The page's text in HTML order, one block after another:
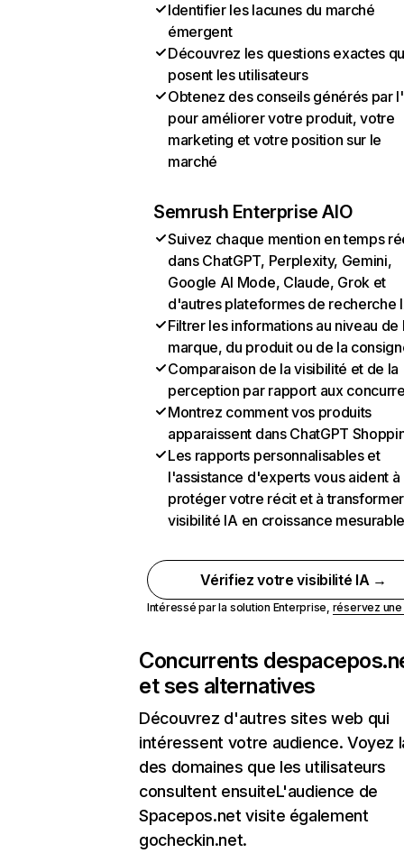
Identifier les lacunes du marché
émergent
Découvrez les questions exactes
posent les utilisateurs
Obtenez des conseils générés par
pour améliorer votre produit, votre
marketing et votre position sur le
marché
Semrush Enterprise AIO
Suivez chaque mention en temps
dans ChatGPT, Perplexity, Gemini,
Google AI Mode, Claude, Grok et
d'autres plateformes de recherche
Filtrer les informations au niveau de
marque, du produit ou de la
Comparaison de la visibilité et de la
perception par rapport aux
Montrez comment vos produits
apparaissent dans ChatGPT
Les rapports personnalisables et
l'assistance d'experts vous aident à
protéger votre récit et à
visibilité IA en croissance
Vérifiez votre visibilité IA →
Intéressé par la solution Enterprise, réservez
Concurrents de
et ses alternatives
Découvrez d'autres sites web qui
intéressent votre audience. Voyez
des domaines que les utilisateurs
consultent ensuiteL'audience de
Spacepos.net visite également
gocheckin.net.